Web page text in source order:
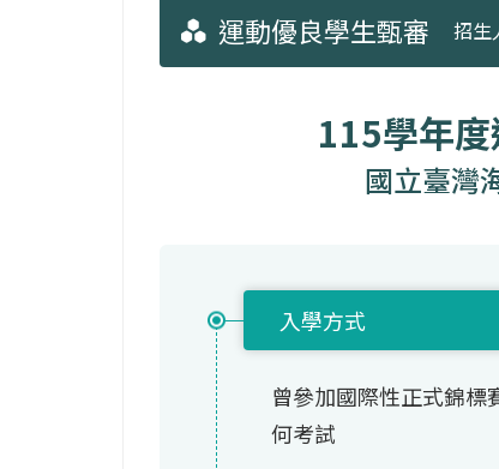
運動優良學生甄審 招生
115學年
國立臺灣
入學方式
曾參加國際性正式錦標
何考試